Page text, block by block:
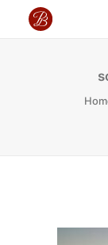
SPEISEKARTE